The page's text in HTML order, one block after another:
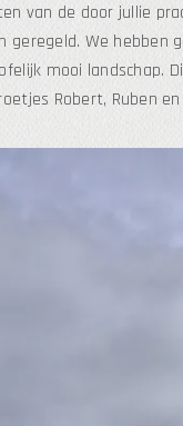
van de door jullie
We hebben
mooi landschap.
Robert, Ruben